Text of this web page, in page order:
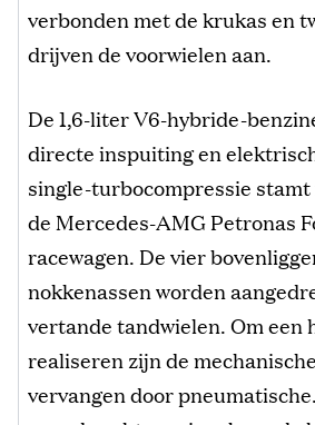
verbonden met de krukas en
drijven de voorwielen aan.
De 1,6-liter V6-hybride-
directe inspuiting en
single-turbocompressie
de Mercedes-AMG Petronas
racewagen. De vier
nokkenassen worden
vertande tandwielen. Om een
realiseren zijn de
vervangen door